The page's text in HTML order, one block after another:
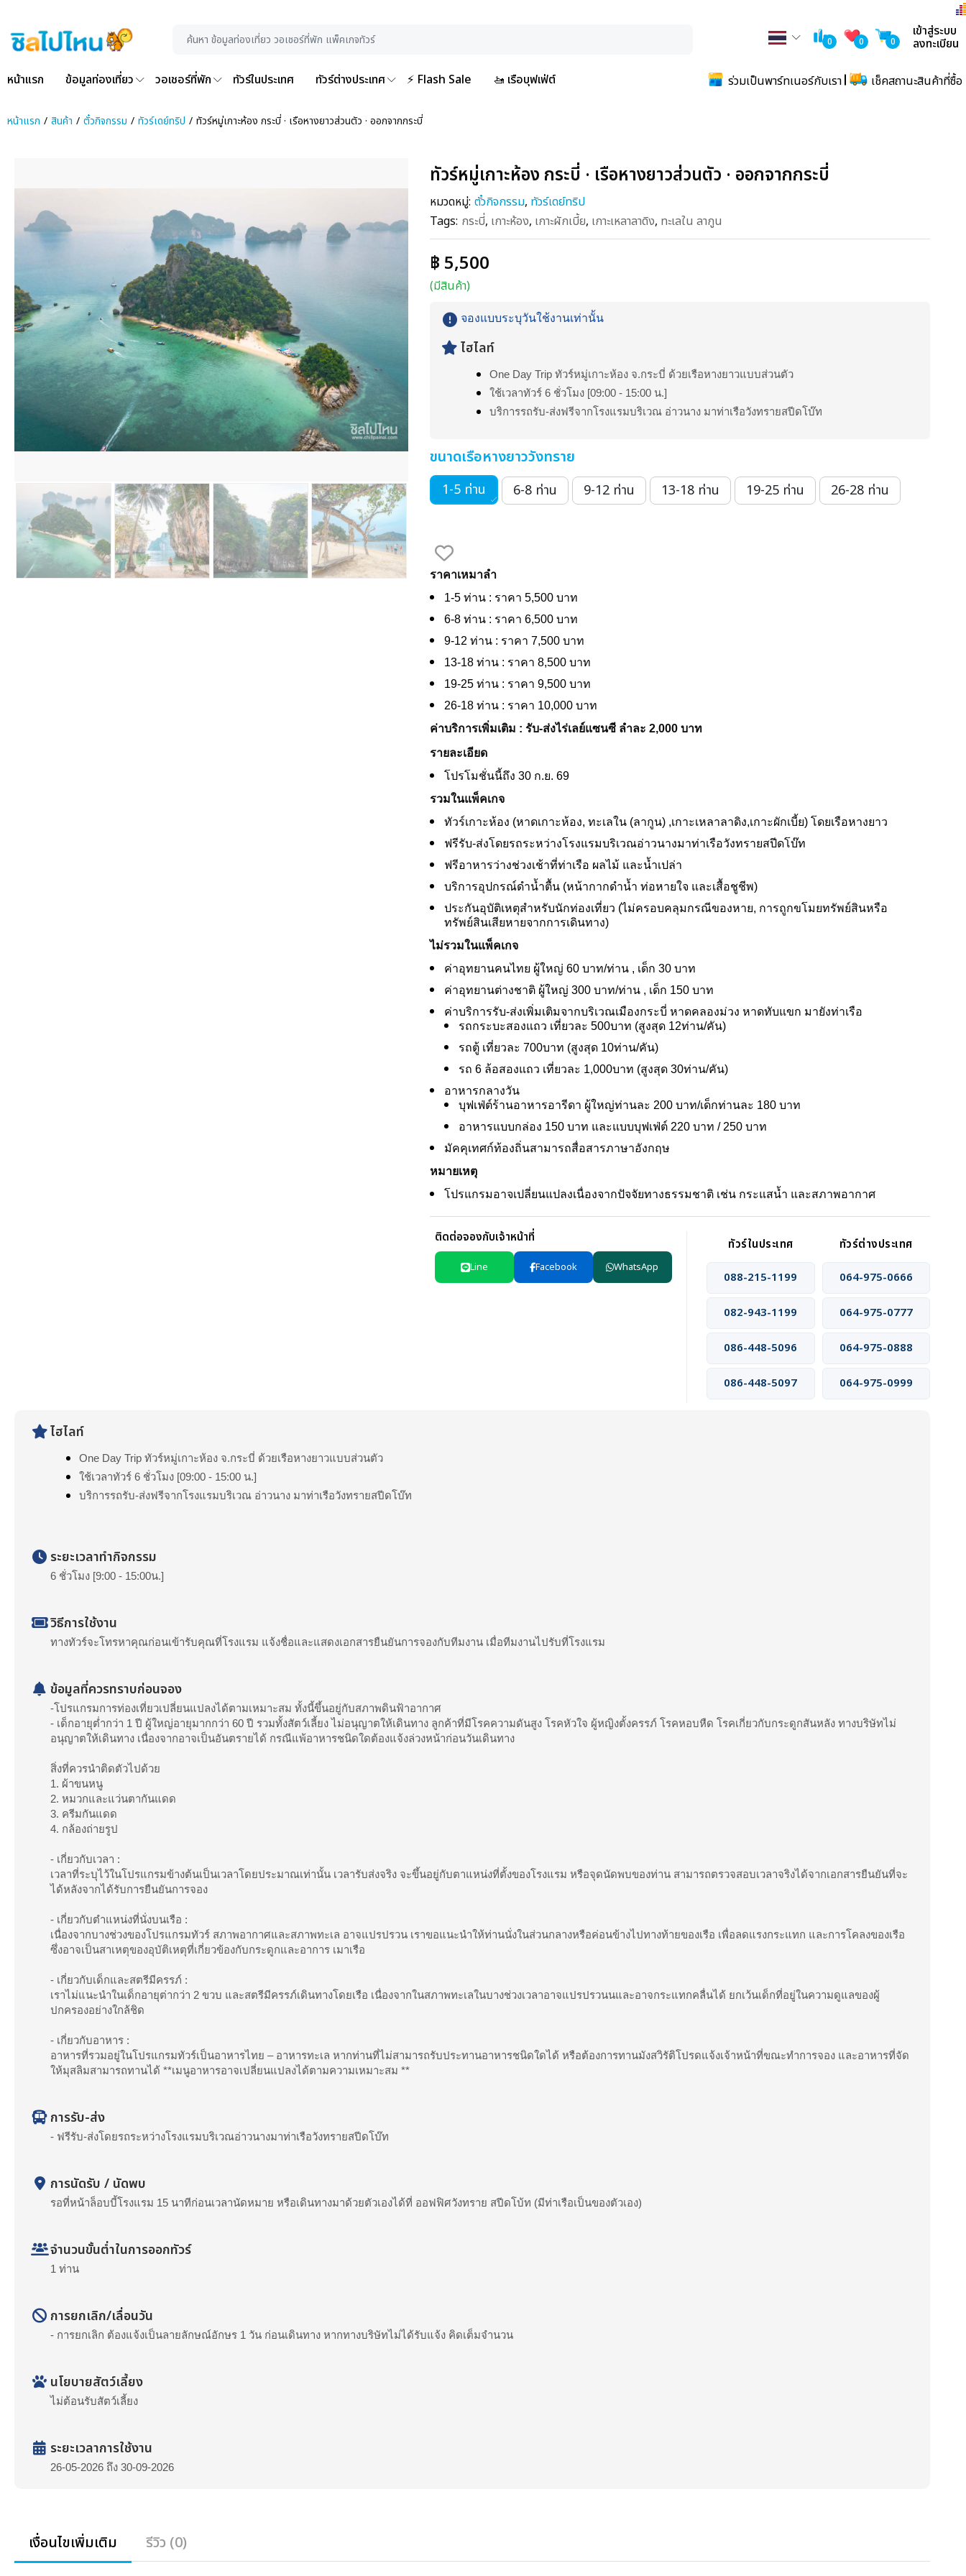
0 0 0
เข้าสู่ระบบ
ลงทะเบียน
หน้าแรก ข้อมูลท่องเที่ยว วอเชอร์ที่พัก ทัวร์ในประเทศ ทัวร์ต่างประเทศ ⚡ Flash Sale 🚤 เรือบุฟเฟ่ต์ ร่วมเป็นพาร์ทเนอร์กับเรา เช็คสถานะสินค้าที่ซื้อ
หน้าแรก สินค้า ตั๋วกิจกรรม ทัวร์เดย์ทริป ทัวร์หมู่เกาะห้อง กระบี่ · เรือหางยาวส่วนตัว · ออกจากกระบี่
ทัวร์หมู่เกาะห้อง กระบี่ · เรือหางยาวส่วนตัว · ออกจากกระบี่
หมวดหมู่: ตั๋วกิจกรรม, ทัวร์เดย์ทริป
Tags: กระบี่, เกาะห้อง, เกาะผักเบี้ย, เกาะเหลาลาดิง, ทะเลใน ลากูน
฿ 5,500
(มีสินค้า)
จองแบบระบุวันใช้งานเท่านั้น
ไฮไลท์
One Day Trip ทัวร์หมู่เกาะห้อง จ.กระบี่ ด้วยเรือหางยาวแบบส่วนตัว
ใช้เวลาทัวร์ 6 ชั่วโมง [09:00 - 15:00 น.]
บริการรถรับ-ส่งฟรีจากโรงแรมบริเวณ อ่าวนาง มาท่าเรือวังทรายสปีดโบ๊ท
ขนาดเรือหางยาววังทราย
1-5 ท่าน 6-8 ท่าน 9-12 ท่าน 13-18 ท่าน 19-25 ท่าน 26-28 ท่าน
ราคาเหมาลำ
1-5 ท่าน : ราคา 5,500 บาท
6-8 ท่าน : ราคา 6,500 บาท
9-12 ท่าน : ราคา 7,500 บาท
13-18 ท่าน : ราคา 8,500 บาท
19-25 ท่าน : ราคา 9,500 บาท
26-18 ท่าน : ราคา 10,000 บาท
ค่าบริการเพิ่มเติม : รับ-ส่งไร่เลย์แซนซี ลำละ 2,000 บาท
รายละเอียด
โปรโมชั่นนี้ถึง 30 ก.ย. 69
รวมในแพ็คเกจ
ทัวร์เกาะห้อง (หาดเกาะห้อง, ทะเลใน (ลากูน) ,เกาะเหลาลาดิง,เกาะผักเบี้ย) โดยเรือหางยาว
ฟรีรับ-ส่งโดยรถระหว่างโรงแรมบริเวณอ่าวนางมาท่าเรือวังทรายสปีดโบ๊ท
ฟรีอาหารว่างช่วงเช้าที่ท่าเรือ ผลไม้ และน้ำเปล่า
บริการอุปกรณ์ดําน้ำตื้น (หน้ากากดําน้ำ ท่อหายใจ และเสื้อชูชีพ)
ประกันอุบัติเหตุสําหรับนักท่องเที่ยว (ไม่ครอบคลุมกรณีของหาย, การถูกขโมยทรัพย์สินหรือ
ทรัพย์สินเสียหายจากการเดินทาง)
ไม่รวมในแพ็คเกจ
ค่าอุทยานคนไทย ผู้ใหญ่ 60 บาท/ท่าน , เด็ก 30 บาท
ค่าอุทยานต่างชาติ ผู้ใหญ่ 300 บาท/ท่าน , เด็ก 150 บาท
ค่าบริการรับ-ส่งเพิ่มเติมจากบริเวณเมืองกระบี่ หาดคลองม่วง หาดทับแขก มายังท่าเรือ
รถกระบะสองแถว เที่ยวละ 500บาท (สูงสุด 12ท่าน/คัน)
รถตู้ เที่ยวละ 700บาท (สูงสุด 10ท่าน/คัน)
รถ 6 ล้อสองแถว เที่ยวละ 1,000บาท (สูงสุด 30ท่าน/คัน)
อาหารกลางวัน
บุฟเฟ่ต์ร้านอาหารอารีดา ผู้ใหญ่ท่านละ 200 บาท/เด็กท่านละ 180 บาท
อาหารแบบกล่อง 150 บาท และแบบบุฟเฟ่ต์ 220 บาท / 250 บาท
มัคคุเทศก์ท้องถิ่นสามารถสื่อสารภาษาอังกฤษ
หมายเหตุ
โปรแกรมอาจเปลี่ยนแปลงเนื่องจากปัจจัยทางธรรมชาติ เช่น กระแสน้ำ และสภาพอากาศ
ติดต่อจองกับเจ้าหน้าที่
Line Facebook WhatsApp
ทัวร์ในประเทศ
ทัวร์ต่างประเทศ
088-215-1199
064-975-0666
082-943-1199 064-975-0777
086-448-5096 064-975-0888
086-448-5097 064-975-0999
ไฮไลท์
One Day Trip ทัวร์หมู่เกาะห้อง จ.กระบี่ ด้วยเรือหางยาวแบบส่วนตัว
ใช้เวลาทัวร์ 6 ชั่วโมง [09:00 - 15:00 น.]
บริการรถรับ-ส่งฟรีจากโรงแรมบริเวณ อ่าวนาง มาท่าเรือวังทรายสปีดโบ๊ท
ระยะเวลาทำกิจกรรม
6 ชั่วโมง [9:00 - 15:00น.]
วิธีการใช้งาน
ทางทัวร์จะโทรหาคุณก่อนเข้ารับคุณที่โรงแรม แจ้งชื่อและแสดงเอกสารยืนยันการจองกับทีมงาน เมื่อทีมงานไปรับที่โรงแรม
ข้อมูลที่ควรทราบก่อนจอง
-โปรแกรมการท่องเที่ยวเปลี่ยนแปลงได้ตามเหมาะสม ทั้งนี้ขึ้นอยู่กับสภาพดินฟ้าอากาศ
- เด็กอายุต่ำกว่า 1 ปี ผู้ใหญ่อายุมากกว่า 60 ปี รวมทั้งสัตว์เลี้ยง ไม่อนุญาตให้เดินทาง ลูกค้าที่มีโรคความดันสูง โรคหัวใจ ผู้หญิงตั้งครรภ์ โรคหอบหืด โรคเกี่ยวกับกระดูกสันหลัง ทางบริษัทไม่
อนุญาตให้เดินทาง เนื่องจากอาจเป็นอันตรายได้ กรณีแพ้อาหารชนิดใดต้องแจ้งล่วงหน้าก่อนวันเดินทาง
สิ่งที่ควรนำติดตัวไปด้วย
1. ผ้าขนหนู
2. หมวกและแว่นตากันแดด
3. ครีมกันแดด
4. กล้องถ่ายรูป
- เกี่ยวกับเวลา :
เวลาที่ระบุไว้ในโปรแกรมข้างต้นเป็นเวลาโดยประมาณเท่านั้น เวลารับส่งจริง จะขึ้นอยู่กับตาแหน่งที่ตั้งของโรงแรม หรือจุดนัดพบของท่าน สามารถตรวจสอบเวลาจริงได้จากเอกสารยืนยันที่จะ
ได้หลังจากได้รับการยืนยันการจอง
- เกี่ยวกับตำแหน่งที่นั่งบนเรือ :
เนื่องจากบางช่วงของโปรแกรมทัวร์ สภาพอากาศและสภาพทะเล อาจแปรปรวน เราขอแนะนำให้ท่านนั่งในส่วนกลางหรือค่อนข้างไปทางท้ายของเรือ เพื่อลดแรงกระแทก และการโคลงของเรือ
ซึ่งอาจเป็นสาเหตุของอุบัติเหตุที่เกี่ยวข้องกับกระดูกและอาการ เมาเรือ
- เกี่ยวกับเด็กและสตรีมีครรภ์ :
เราไม่แนะนำในเด็กอายุต่ากว่า 2 ขวบ และสตรีมีครรภ์เดินทางโดยเรือ เนื่องจากในสภาพทะเลในบางช่วงเวลาอาจแปรปรวนนและอาจกระแทกคลื่นได้ ยกเว้นเด็กที่อยู่ในความดูแลของผู้
ปกครองอย่างใกล้ชิด
- เกี่ยวกับอาหาร :
อาหารที่รวมอยู่ในโปรแกรมทัวร์เป็นอาหารไทย – อาหารทะเล หากท่านที่ไม่สามารถรับประทานอาหารชนิดใดได้ หรือต้องการทานมังสวิรัติโปรดแจ้งเจ้าหน้าที่ขณะทำการจอง และอาหารที่จัด
ให้มุสลิมสามารถทานได้ **เมนูอาหารอาจเปลี่ยนแปลงได้ตามความเหมาะสม **
การรับ-ส่ง
- ฟรีรับ-ส่งโดยรถระหว่างโรงแรมบริเวณอ่าวนางมาท่าเรือวังทรายสปีดโบ๊ท
การนัดรับ / นัดพบ
รอที่หน้าล็อบบี้โรงแรม 15 นาทีก่อนเวลานัดหมาย หรือเดินทางมาด้วยตัวเองได้ที่ ออฟฟิศวังทราย สปีดโบ้ท (มีท่าเรือเป็นของตัวเอง)
จำนวนขั้นต่ำในการออกทัวร์
1 ท่าน
การยกเลิก/เลื่อนวัน
- การยกเลิก ต้องแจ้งเป็นลายลักษณ์อักษร 1 วัน ก่อนเดินทาง หากทางบริษัทไม่ได้รับแจ้ง คิดเต็มจำนวน
นโยบายสัตว์เลี้ยง
ไม่ต้อนรับสัตว์เลี้ยง
ระยะเวลาการใช้งาน
26-05-2026 ถึง 30-09-2026
เงื่อนไขเพิ่มเติม รีวิว (0)